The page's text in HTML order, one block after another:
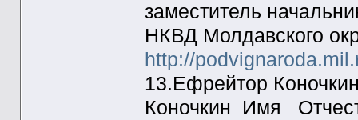
заместитель
НКВД Молдавского
http://
13.Ефрейтор
Коночкин Имя